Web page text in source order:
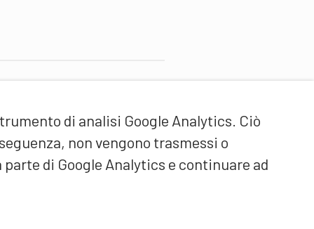
di analisi Google Analytics. Ciò
non vengono trasmessi o
di Google Analytics e continuare ad
universitaria federale
Sport Macolin SUFSM
FR)